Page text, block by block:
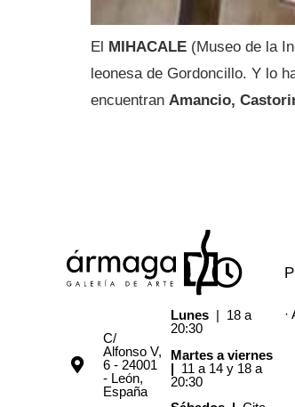
El MIHACALE (Museo de la
leonesa de Gordoncillo. Y lo
encuentran Amancio,
C/
Alfonso V,
6 - 24001
- León,
España
Lunes | 18 a
20:30
Martes a viernes
| 11 a 14 y 18 a
20:30
·